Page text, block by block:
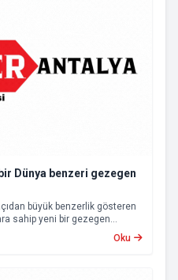
Dünya benzeri gezegen
büyük benzerlik gösteren
sahip yeni bir gezegen
yılı uzaklıkta bulunan ve HD-
cisminin, belirli koşullar
Oku